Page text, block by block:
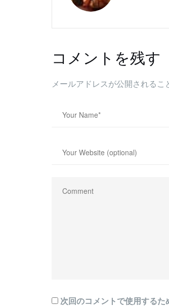
コメントを残す
メールアドレスが公開されるこ
次回のコメントで使用するた